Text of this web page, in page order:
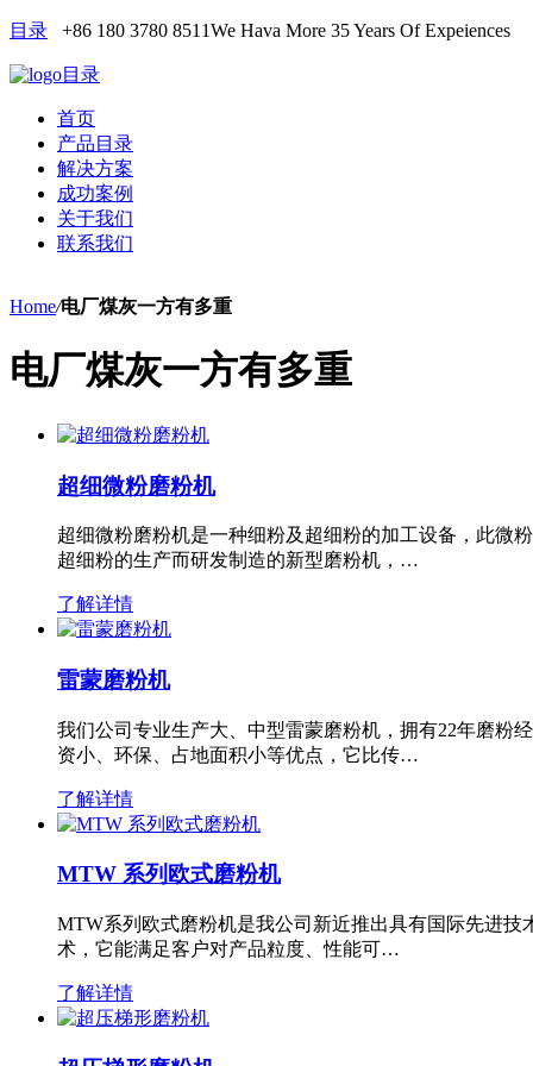
目录 +86 180 3780 8511We Hava More 35 Years Of Expeiences
目录
首页
产品目录
解决方案
成功案例
关于我们
联系我们
Home/电厂煤灰一方有多重
电厂煤灰一方有多重
超细微粉磨粉机
超细微粉磨粉机是一种细粉及超细粉的加工设备，此微
超细粉的生产而研发制造的新型磨粉机，…
了解详情
雷蒙磨粉机
我们公司专业生产大、中型雷蒙磨粉机，拥有22年磨粉
资小、环保、占地面积小等优点，它比传…
了解详情
MTW 系列欧式磨粉机
MTW系列欧式磨粉机是我公司新近推出具有国际先进
术，它能满足客户对产品粒度、性能可…
了解详情